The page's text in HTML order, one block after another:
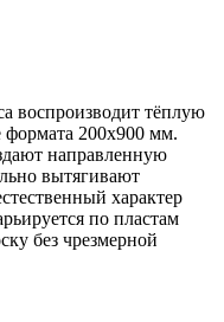
воспроизводит тёплую
формата 200x900 мм.
направленную
вытягивают
характер
по пластам
без чрезмерной